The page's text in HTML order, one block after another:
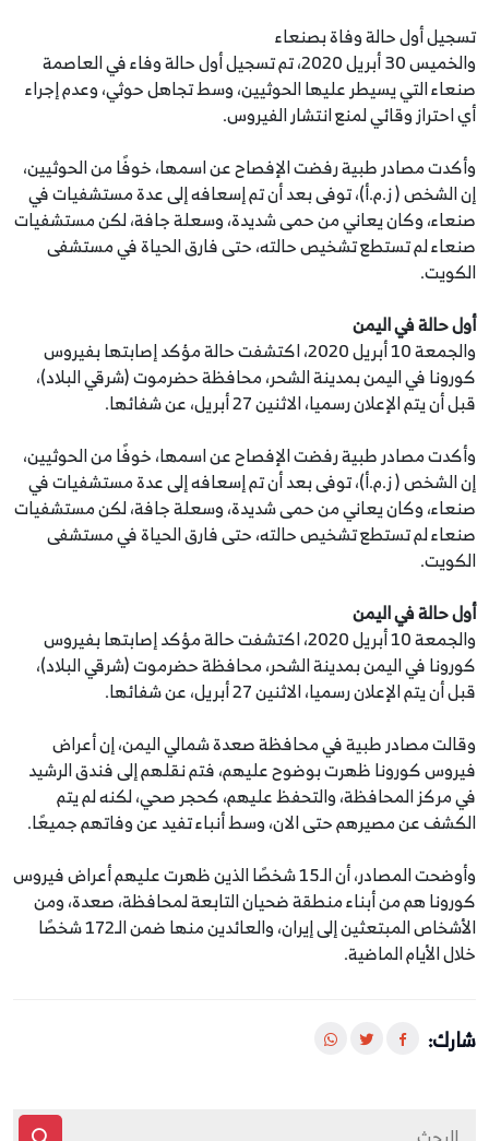
تسجيل أول حالة وفاة بصنعاء
والخميس 30 أبريل 2020، تم تسجيل أول حالة وفاء في العاصمة
صنعاء التي يسيطر عليها الحوثيين، وسط تجاهل حوثي، وعدم إجراء
أي احتراز وقائي لمنع انتشار الفيروس.
وأكدت مصادر طبية رفضت الإفصاح عن اسمها، خوفًا من الحوثيين،
إن الشخص ( ز.م.أ)، توفى بعد أن تم إسعافه إلى عدة مستشفيات في
صنعاء، وكان يعاني من حمى شديدة، وسعلة جافة، لكن مستشفيات
صنعاء لم تستطع تشخيص حالته، حتى فارق الحياة في مستشفى
الكويت.
أول حالة في اليمن
والجمعة 10 أبريل 2020، اكتشفت حالة مؤكد إصابتها بفيروس
كورونا في اليمن بمدينة الشحر، محافظة حضرموت (شرقي البلاد)،
قبل أن يتم الإعلان رسميا، الاثنين 27 أبريل، عن شفائها.
وأكدت مصادر طبية رفضت الإفصاح عن اسمها، خوفًا من الحوثيين،
إن الشخص ( ز.م.أ)، توفى بعد أن تم إسعافه إلى عدة مستشفيات في
صنعاء، وكان يعاني من حمى شديدة، وسعلة جافة، لكن مستشفيات
صنعاء لم تستطع تشخيص حالته، حتى فارق الحياة في مستشفى
الكويت.
أول حالة في اليمن
والجمعة 10 أبريل 2020، اكتشفت حالة مؤكد إصابتها بفيروس
كورونا في اليمن بمدينة الشحر، محافظة حضرموت (شرقي البلاد)،
قبل أن يتم الإعلان رسميا، الاثنين 27 أبريل، عن شفائها.
وقالت مصادر طبية في محافظة صعدة شمالي اليمن، إن أعراض
فيروس كورونا ظهرت بوضوح عليهم، فتم نقلهم إلى فندق الرشيد
في مركز المحافظة، والتحفظ عليهم، كحجر صحي، لكنه لم يتم
الكشف عن مصيرهم حتى الان، وسط أنباء تفيد عن وفاتهم جميعًا.
وأوضحت المصادر، أن الـ15 شخصًا الذين ظهرت عليهم أعراض فيروس
كورونا هم من أبناء منطقة ضحيان التابعة لمحافظة، صعدة، ومن
الأشخاص المبتعثين إلى إيران، والعائدين منها ضمن الـ172 شخصًا
خلال الأيام الماضية.
شارك: